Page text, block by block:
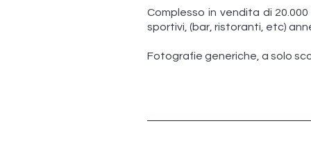
Complesso in vendita di
sportivi, (bar, ristoranti, etc)
Fotografie generiche, a solo